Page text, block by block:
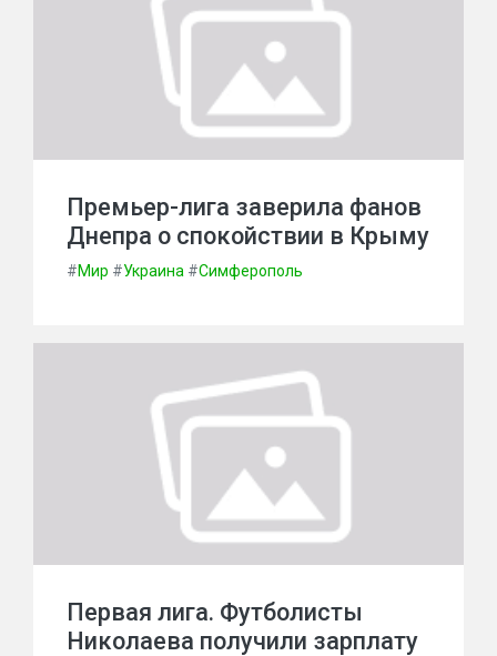
Премьер-лига заверила фанов
Днепра о спокойствии в Крыму
#Мир #Украина #Симферополь
Первая лига. Футболисты
Николаева получили зарплату